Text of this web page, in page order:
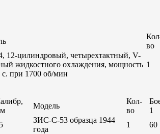
во
12-цилиндровый, четырехтактный, V-
жидкостного охлаждения, мощность
с. при 1700 об/мин
1
Модель
Кол-
во
1
ЗИС-С-53 образца 1944
года
1
60